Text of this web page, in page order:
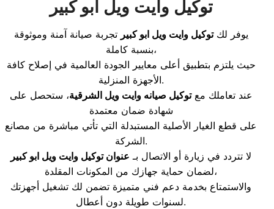
توكيل وايت ويل ابو كبير
يوفر لكتوكيل وايت ويل ابو كبير تجربة صيانة آمنة وموثوقة
بنسبة كاملة،
حيث يلتزم بتطبيق أعلى معايير الجودة العالمية في إصلاح كافة
الأجهزة المنزلية.
عند تعاملك معتوكيل صيانه وايت ويل الشرقية، ستحصل على
شهادة ضمان معتمدة
على قطع الغيار الأصلية المستبدلة التي تأتي مباشرة من مصانع
الشركة.
لا تتردد في زيارة أو الاتصال بـ عنوان توكيل وايت ويل ابو كبير
لضمان حماية جهازك من المكونات المقلدة،
والاستمتاع بخدمة دعم فني متميزة تضمن لك تشغيل أجهزتك
لسنوات طويلة دون أعطال.